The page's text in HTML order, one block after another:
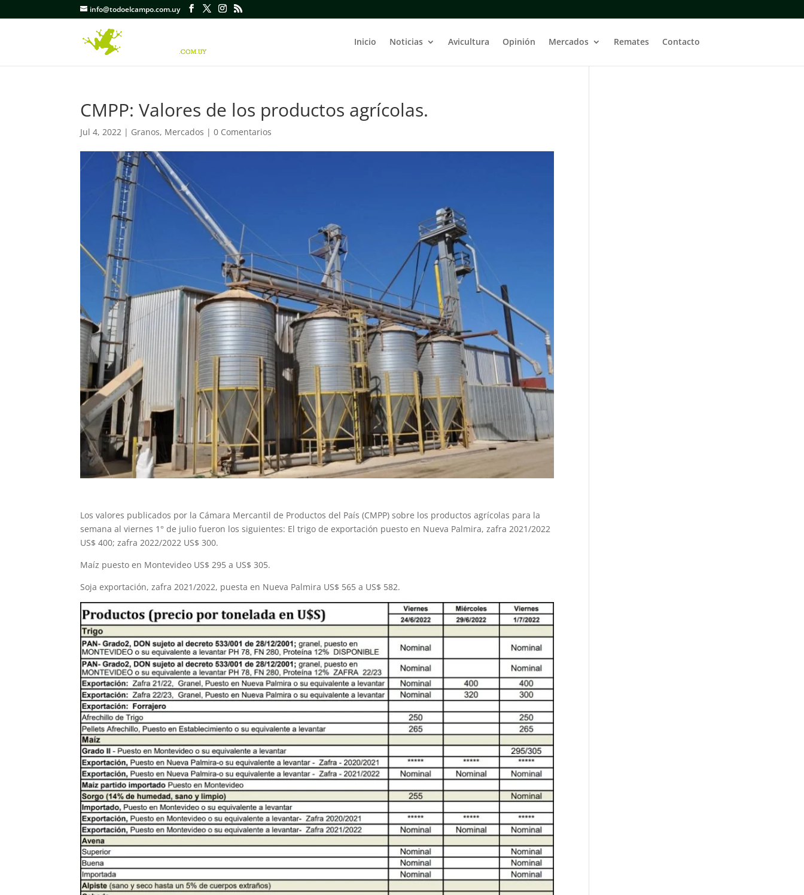
info@todoelcampo.com.uy
Inicio Noticias Avicultura Opinión Mercados Remates Contacto
CMPP: Valores de los productos agrícolas.
Jul 4, 2022 | Granos, Mercados |0 Comentarios
Los valores publicados por la Cámara Mercantil de Productos del País (CMPP) sobre los productos agrícolas para la
semana al viernes 1° de julio fueron los siguientes: El trigo de exportación puesto en Nueva Palmira, zafra 2021/2022
US$ 400; zafra 2022/2022 US$ 300.
Maíz puesto en Montevideo US$ 295 a US$ 305.
Soja exportación, zafra 2021/2022, puesta en Nueva Palmira US$ 565 a US$ 582.